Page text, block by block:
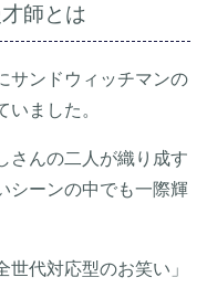
師とは
サンドウィッチマンの
ました。
さんの二人が織り成す
シーンの中でも一際輝
代対応型のお笑い」